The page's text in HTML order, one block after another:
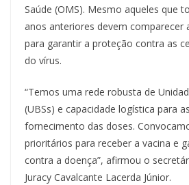
Saúde (OMS). Mesmo aqueles que
anos anteriores devem comparecer
para garantir a proteção contra as
do vírus.
“Temos uma rede robusta de
(UBSs) e capacidade logística para
fornecimento das doses.
prioritários para receber a vacina e
contra a doença”, afirmou o
Juracy Cavalcante Lacerda Júnior.